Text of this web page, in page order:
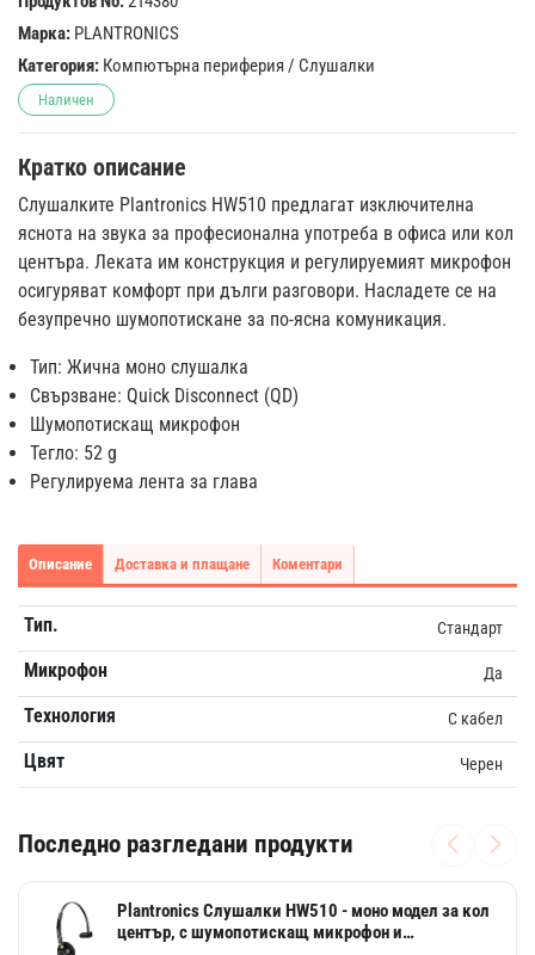
Марка: PLANTRONICS
Категория: Компютърна периферия / Слушалки
Наличен
Кратко описание
Слушалките Plantronics HW510 предлагат изключителна
яснота на звука за професионална употреба в офиса или кол
центъра. Леката им конструкция и регулируемият микрофон
осигуряват комфорт при дълги разговори. Насладете се на
безупречно шумопотискане за по-ясна комуникация.
Тип: Жична моно слушалка
Свързване: Quick Disconnect (QD)
Шумопотискащ микрофон
Тегло: 52 g
Регулируема лента за глава
Описание Доставка и плащане Коментари
Тип. Стандарт
Микрофон Да
Технология С кабел
Цвят Черен
Последно разгледани продукти
Plantronics Слушалки HW510 - моно модел за кол
център, с шумопотискащ микрофон и